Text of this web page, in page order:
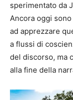
sperimentato da
Ancora oggi
ad apprezzare
a flussi di
del discorso, ma
alla fine della